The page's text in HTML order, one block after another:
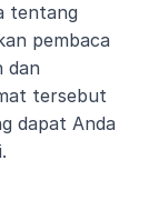
tentang
pembaca
dan
tersebut
dapat Anda